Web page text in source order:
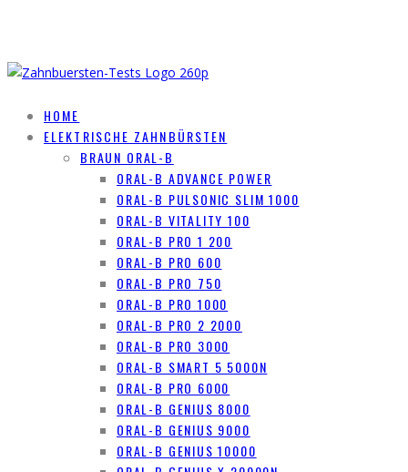
HOME
ELEKTRISCHE ZAHNBÜRSTEN
BRAUN ORAL-B
ORAL-B ADVANCE POWER
ORAL-B PULSONIC SLIM 1000
ORAL-B VITALITY 100
ORAL-B PRO 1 200
ORAL-B PRO 600
ORAL-B PRO 750
ORAL-B PRO 1000
ORAL-B PRO 2 2000
ORAL-B PRO 3000
ORAL-B SMART 5 5000N
ORAL-B PRO 6000
ORAL-B GENIUS 8000
ORAL-B GENIUS 9000
ORAL-B GENIUS 10000